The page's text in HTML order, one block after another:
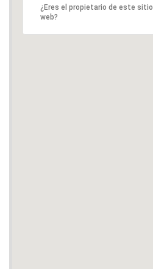
¿Eres el propietario de este sitio
web?